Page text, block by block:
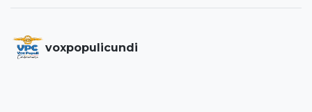
voxpopulicundi